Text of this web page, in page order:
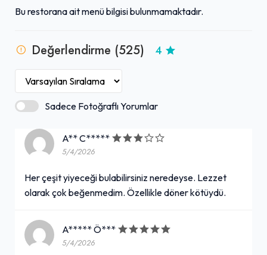
Bu restorana ait menü bilgisi bulunmamaktadır.
Değerlendirme (525) 4
Sadece Fotoğraflı Yorumlar
A** C*****
5/4/2026
Her çeşit yiyeceği bulabilirsiniz neredeyse. Lezzet
olarak çok beğenmedim. Özellikle döner kötüydü.
A***** Ö***
5/4/2026